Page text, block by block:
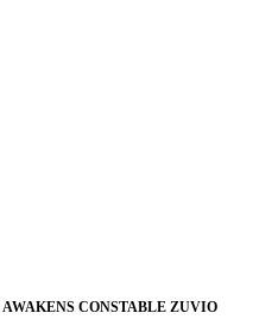
AWAKENS CONSTABLE ZUVIO